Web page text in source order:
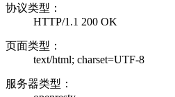
协议类型：
HTTP/1.1 200 OK
页面类型：
text/html; charset=UTF-8
服务器类型：